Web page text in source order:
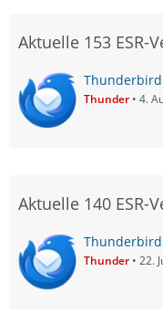
Aktuelle 153 ESR-
Thunderbird
Thunder 4.
Aktuelle 140 ESR-
Thunderbird
Thunder 22.